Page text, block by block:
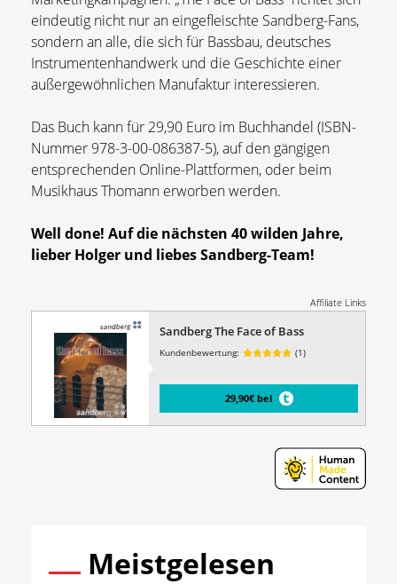
eindeutig nicht nur an eingefleischte Sandberg-Fans,
sondern an alle, die sich für Bassbau, deutsches
Instrumentenhandwerk und die Geschichte einer
außergewöhnlichen Manufaktur interessieren.
Das Buch kann für 29,90 Euro im Buchhandel (ISBN-
Nummer 978-3-00-086387-5), auf den gängigen
entsprechenden Online-Plattformen, oder beim
Musikhaus Thomann erworben werden.
Well done! Auf die nächsten 40 wilden Jahre,
lieber Holger und liebes Sandberg-Team!
Affiliate Links
Sandberg The Face of Bass
Kundenbewertung: (1)
29,90€ bei
Meistgelesen